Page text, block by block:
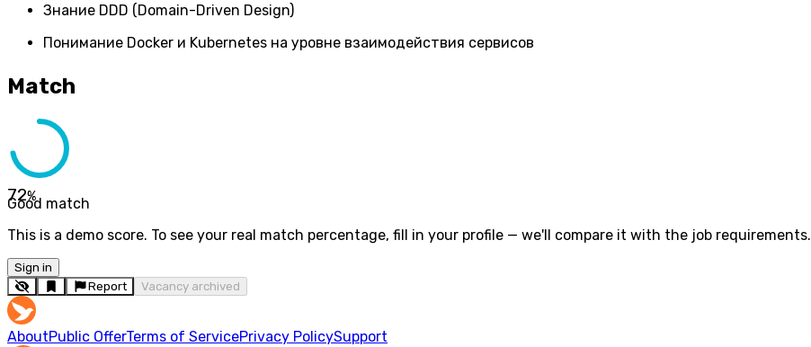
Знание DDD (Domain-Driven Design)
Понимание Docker и Kubernetes на уровне взаимодействия сервисов
Match
72%
Good match
This is a demo score. To see your real match percentage, fill in your profile — we'll compare it with the job requirements.
Sign in
Report
Vacancy archived
AboutPublic OfferTerms of ServicePrivacy PolicySupport